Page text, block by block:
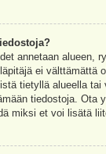
annetaan alueen,
ei välttämättä
tietyllä alueella tai
tiedostoja. Ota
miksi et voi lisätä